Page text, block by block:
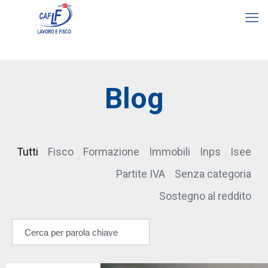
Blog
Fisco Formazione Immobili Inps
Isee
Partite IVA
Senza categoria
Sostegno al reddito
Tutti